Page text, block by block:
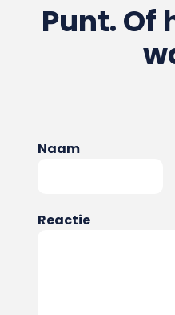
Punt. Of
Naam
Reactie